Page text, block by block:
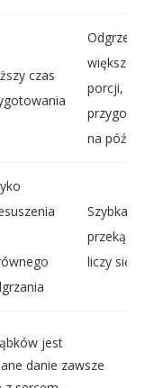
czas
większej
porcji,
na
Szybka
liczy się
jest
danie zawsze